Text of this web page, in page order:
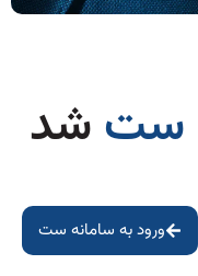
ستشد
ورود به سامانه ست